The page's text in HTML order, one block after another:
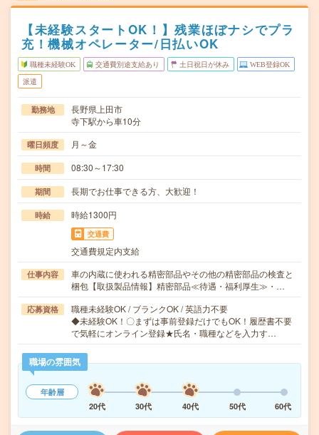
【未経験スタートOK！】残業ほぼナシでプラ
充！機械オペレーター/日払いOK
職種未経験OK 交通費別途支給あり 土日祝日が休み WEB登録OK
派遣
勤務地
長野県上田市
寺下駅から車10分
曜日頻度 月～金
時間 08:30～17:30
期間 長期でお仕事できる方、大歓迎！
時給 時給1300円
交通費
交通費規定内支給
仕事内容
車の内蔵に使われる精密部品やその他の精密部品の検査と
梱包【取扱製品情報】精密部品≪待遇・福利厚生≫・…
応募資格
職種未経験OK / ブランクOK / 英語力不要
◆未経験OK！〇まずは事前登録だけでもOK！履歴書不要
で気軽にオンライン登録★氏名・職種などを入力す…
職場の雰囲気
年齢層
20代
30代 40代 50代 60代